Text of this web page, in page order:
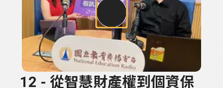
12 - 從智慧財產權到個資保